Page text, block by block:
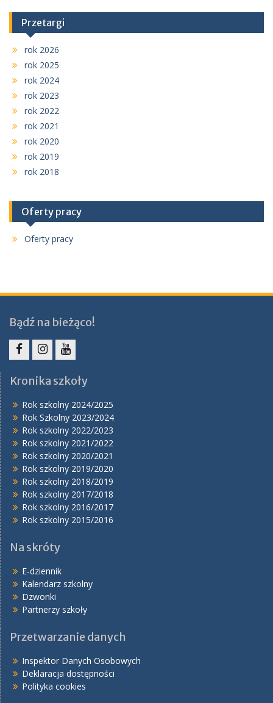
Przetargi
rok 2026
rok 2025
rok 2024
rok 2023
rok 2022
rok 2021
rok 2020
rok 2019
rok 2018
Oferty pracy
Oferty pracy
Bądź na bieżąco!
Kronika szkoły
Rok szkolny 2024/2025
Rok Szkolny 2023/2024
Rok szkolny 2022/2023
Rok szkolny 2021/2022
Rok szkolny 2020/2021
Rok szkolny 2019/2020
Rok szkolny 2018/2019
Rok szkolny 2017/2018
Rok szkolny 2016/2017
Rok szkolny 2015/2016
Na skróty
E-dziennik
Kalendarz szkolny
Dzwonki
Partnerzy szkoły
Przetwarzanie danych
Inspektor Danych Osobowych
Deklaracja dostępności
Polityka cookies